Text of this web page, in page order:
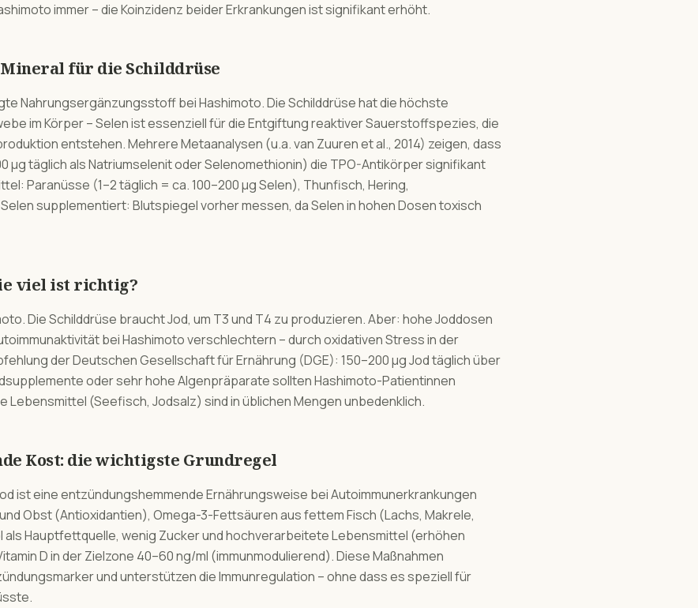
immer – die Koinzidenz beider Erkrankungen ist signifikant erhöht.
für die Schilddrüse
Nahrungsergänzungsstoff bei Hashimoto. Die Schilddrüse hat die höchste
im Körper – Selen ist essenziell für die Entgiftung reaktiver Sauerstoffspezies, die
entstehen. Mehrere Metaanalysen (u.a. van Zuuren et al., 2014) zeigen, dass
µg täglich als Natriumselenit oder Selenomethionin) die TPO-Antikörper signifikant
Paranüsse (1–2 täglich = ca. 100–200 µg Selen), Thunfisch, Hering,
supplementiert: Blutspiegel vorher messen, da Selen in hohen Dosen toxisch
viel ist richtig?
Die Schilddrüse braucht Jod, um T3 und T4 zu produzieren. Aber: hohe Joddosen
bei Hashimoto verschlechtern – durch oxidativen Stress in der
der Deutschen Gesellschaft für Ernährung (DGE): 150–200 µg Jod täglich über
oder sehr hohe Algenpräparate sollten Hashimoto-Patientinnen
Lebensmittel (Seefisch, Jodsalz) sind in üblichen Mengen unbedenklich.
Kost: die wichtigste Grundregel
ist eine entzündungshemmende Ernährungsweise bei Autoimmunerkrankungen
Obst (Antioxidantien), Omega-3-Fettsäuren aus fettem Fisch (Lachs, Makrele,
als Hauptfettquelle, wenig Zucker und hochverarbeitete Lebensmittel (erhöhen
D in der Zielzone 40–60 ng/ml (immunmodulierend). Diese Maßnahmen
und unterstützen die Immunregulation – ohne dass es speziell für